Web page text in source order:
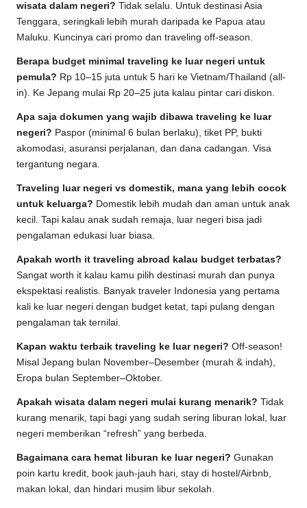
wisata dalam negeri? Tidak selalu. Untuk destinasi Asia
Tenggara, seringkali lebih murah daripada ke Papua atau
Maluku. Kuncinya cari promo dan traveling off-season.
Berapa budget minimal traveling ke luar negeri untuk
pemula? Rp 10–15 juta untuk 5 hari ke Vietnam/Thailand (all-
in). Ke Jepang mulai Rp 20–25 juta kalau pintar cari diskon.
Apa saja dokumen yang wajib dibawa traveling ke luar
negeri? Paspor (minimal 6 bulan berlaku), tiket PP, bukti
akomodasi, asuransi perjalanan, dan dana cadangan. Visa
tergantung negara.
Traveling luar negeri vs domestik, mana yang lebih cocok
untuk keluarga? Domestik lebih mudah dan aman untuk anak
kecil. Tapi kalau anak sudah remaja, luar negeri bisa jadi
pengalaman edukasi luar biasa.
Apakah worth it traveling abroad kalau budget terbatas?
Sangat worth it kalau kamu pilih destinasi murah dan punya
ekspektasi realistis. Banyak traveler Indonesia yang pertama
kali ke luar negeri dengan budget ketat, tapi pulang dengan
pengalaman tak ternilai.
Kapan waktu terbaik traveling ke luar negeri? Off-season!
Misal Jepang bulan November–Desember (murah & indah),
Eropa bulan September–Oktober.
Apakah wisata dalam negeri mulai kurang menarik? Tidak
kurang menarik, tapi bagi yang sudah sering liburan lokal, luar
negeri memberikan “refresh” yang berbeda.
Bagaimana cara hemat liburan ke luar negeri? Gunakan
poin kartu kredit, book jauh-jauh hari, stay di hostel/Airbnb,
makan lokal, dan hindari musim libur sekolah.